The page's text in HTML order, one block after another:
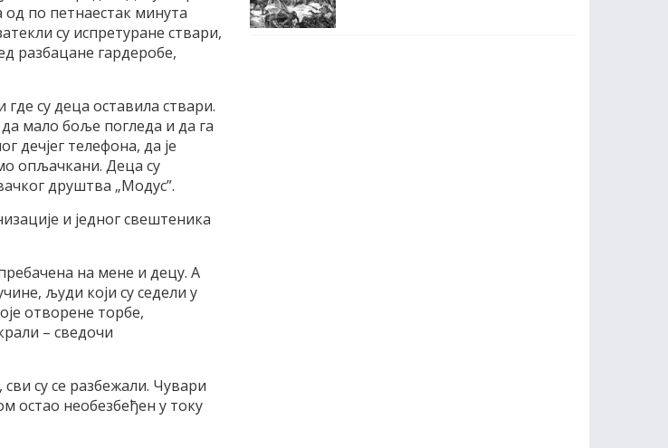
од по петнаестак минута
су испретуране ствари,
разбацане гардеробе,
су деца оставила ствари.
мало боље погледа и да га
дечјег телефона, да је
опљачкани. Деца су
друштва „Модус”.
и једног свештеника
на мене и децу. А
људи који су седели у
отворене торбе,
– сведочи
сви су се разбежали. Чувари
остао необезбеђен у току